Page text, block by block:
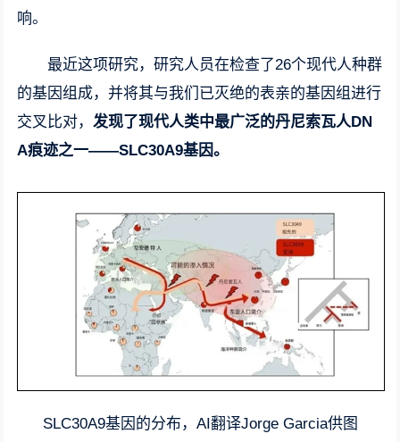
响。
最近这项研究，研究人员在检查了26个现代人种群
的基因组成，并将其与我们已灭绝的表亲的基因组进行
交叉比对，发现了现代人类中最广泛的丹尼索瓦人DN
A痕迹之一——SLC30A9基因。
SLC30A9基因的分布，AI翻译Jorge Garcia供图